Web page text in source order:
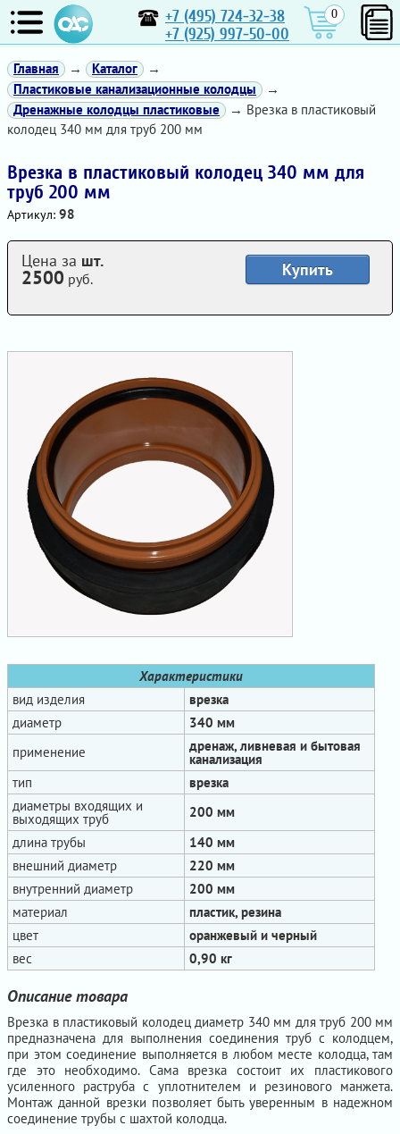
+7 (495) 724-32-38
+7 (925) 997-50-00
0
Главная → Каталог
→
Пластиковые канализационные колодцы
→
Дренажные колодцы пластиковые
→ Врезка в пластиковый
колодец 340 мм для труб 200 мм
Врезка в пластиковый колодец 340 мм для
труб 200 мм
Артикул: 98
Характеристики
вид изделия
врезка
диаметр
340 мм
применение
дренаж, ливневая и бытовая
канализация
тип
врезка
диаметры входящих и
выходящих труб
200 мм
длина трубы
140 мм
внешний диаметр
220 мм
внутренний диаметр
200 мм
материал
пластик, резина
цвет
оранжевый и черный
вес
0,90 кг
Купить
Цена за шт.
2500 руб.
Описание товара
Врезка в пластиковый колодец диаметр 340 мм для труб 200 мм
предназначена для выполнения соединения труб с колодцем,
при этом соединение выполняется в любом месте колодца, там
где это необходимо. Сама врезка состоит их пластикового
усиленного раструба с уплотнителем и резинового манжета.
Монтаж данной врезки позволяет быть уверенным в надежном
соединение трубы с шахтой колодца.